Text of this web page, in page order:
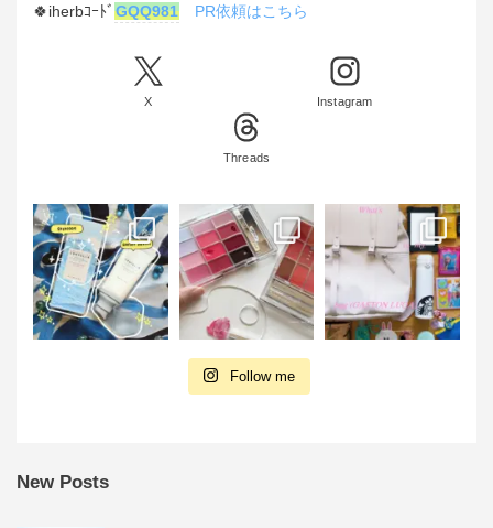
🍀iherbｺｰﾄﾞ GQQ981 PR依頼はこちら
X Instagram
Threads
Follow me
New Posts